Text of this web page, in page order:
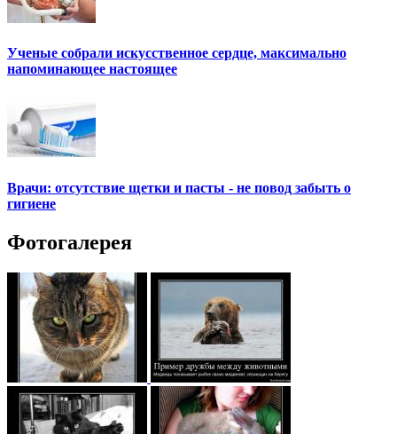
Ученые собрали искусственное сердце, максимально
напоминающее настоящее
Врачи: отсутствие щетки и пасты - не повод забыть о
гигиене
Фотогалерея